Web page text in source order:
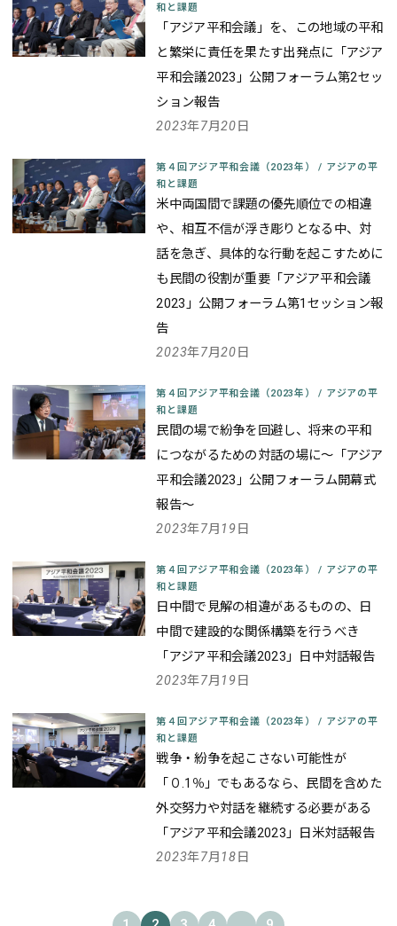
和と課題
「アジア平和会議」を、この地域の平和
と繁栄に責任を果たす出発点に 「アジア
平和会議2023」公開フォーラム第2セッ
ション報告
2023年7月20日
第４回アジア平和会議（2023年）/ アジアの平
和と課題
米中両国間で課題の優先順位での相違
や、相互不信が浮き彫りとなる中、対
話を急ぎ、具体的な行動を起こすために
も民間の役割が重要 「アジア平和会議
2023」公開フォーラム第1セッション報
告
2023年7月20日
第４回アジア平和会議（2023年）/ アジアの平
和と課題
民間の場で紛争を回避し、将来の平和
につながるための対話の場に～「アジア
平和会議2023」公開フォーラム開幕式
報告～
2023年7月19日
第４回アジア平和会議（2023年）/ アジアの平
和と課題
日中間で見解の相違があるものの、日
中間で建設的な関係構築を行うべき
「アジア平和会議2023」日中対話報告
2023年7月19日
第４回アジア平和会議（2023年）/ アジアの平
和と課題
戦争・紛争を起こさない可能性が
「０.1％」でもあるなら、民間を含めた
外交努力や対話を継続する必要がある
「アジア平和会議2023」日米対話報告
2023年7月18日